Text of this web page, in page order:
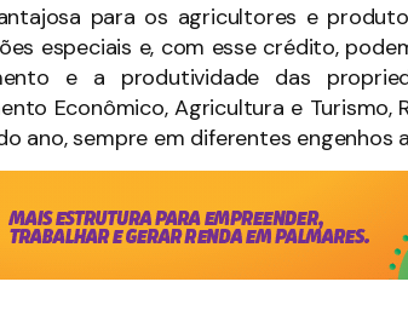
para os agricultores e
especiais e, com esse crédito,
e a produtividade das
Econômico, Agricultura e Turismo,
ano, sempre em diferentes engenhos